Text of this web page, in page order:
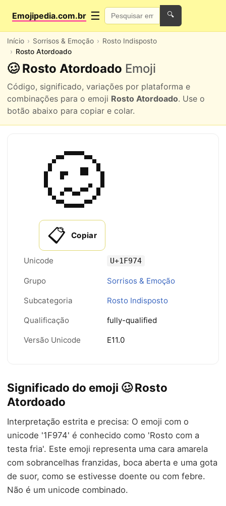
Emojipedia.com.br ☰ 🔍
Início Sorrisos & Emoção
Rosto Indisposto
Rosto Atordoado
🥴 Rosto Atordoado Emoji
Código, significado, variações por plataforma e
combinações para o emoji Rosto Atordoado. Use o
botão abaixo para copiar e colar.
🥴
📋 Copiar
Unicode U+1F974
Grupo Sorrisos & Emoção
Subcategoria Rosto Indisposto
Qualificação fully-qualified
Versão Unicode E11.0
Significado do emoji 🥴 Rosto
Atordoado
Interpretação estrita e precisa: O emoji com o
unicode '1F974' é conhecido como 'Rosto com a
testa fria'. Este emoji representa uma cara amarela
com sobrancelhas franzidas, boca aberta e uma gota
de suor, como se estivesse doente ou com febre.
Não é um unicode combinado.